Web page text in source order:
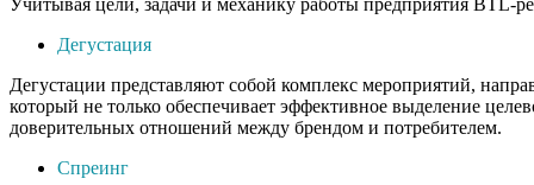
Учитывая цели, задачи и механику работы предприятия BTL-
Дегустация
Дегустации представляют собой комплекс мероприятий,
который не только обеспечивает эффективное выделение
доверительных отношений между брендом и потребителем.
Спреинг